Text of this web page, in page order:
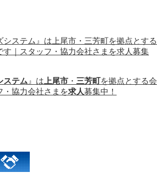
ステム 』は 上尾市 ・ 三芳町を拠点とする会
・協力会社さまを求人募集中！